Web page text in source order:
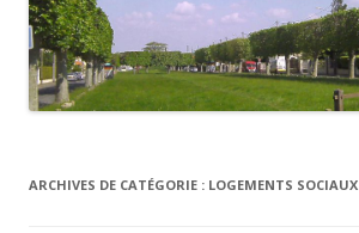
ARCHIVES DE CATÉGORIE : LOGEMENTS SOCIAUX